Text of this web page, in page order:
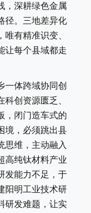
，深耕绿色金属
径。三地差异化
有精准识变、
让每个县域都走
一体跨域协同创
创资源匮乏、
，闭门造车式的
境，必须跳出县
思维，主动融入
高纯钛材料产业
发能力不足，于
阳明工业技术研
研发难题，让实